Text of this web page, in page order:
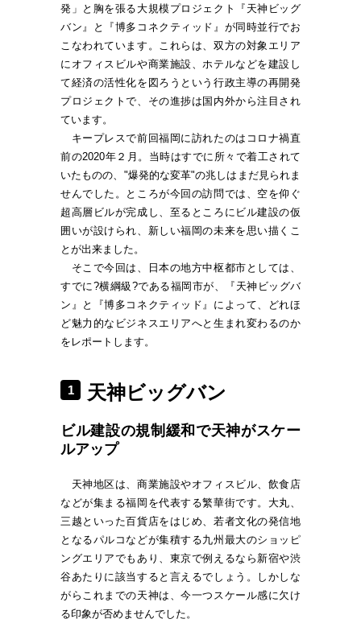
発」と胸を張る大規模プロジェクト『天神ビッグ
バン』と『博多コネクティッド』が同時並行でお
こなわれています。これらは、双方の対象エリア
にオフィスビルや商業施設、ホテルなどを建設し
て経済の活性化を図ろうという行政主導の再開発
プロジェクトで、その進捗は国内外から注目され
ています。
キープレスで前回福岡に訪れたのはコロナ禍直
前の2020年２月。当時はすでに所々で着工されて
いたものの、"爆発的な変革"の兆しはまだ見られま
せんでした。ところが今回の訪問では、空を仰ぐ
超高層ビルが完成し、至るところにビル建設の仮
囲いが設けられ、新しい福岡の未来を思い描くこ
とが出来ました。
そこで今回は、日本の地方中枢都市としては、
すでに?横綱級?である福岡市が、『天神ビッグバ
ン』と『博多コネクティッド』によって、どれほ
ど魅力的なビジネスエリアへと生まれ変わるのか
をレポートします。
1 天神ビッグバン
ビル建設の規制緩和で天神がスケー
ルアップ
天神地区は、商業施設やオフィスビル、飲食店
などが集まる福岡を代表する繁華街です。大丸、
三越といった百貨店をはじめ、若者文化の発信地
となるパルコなどが集積する九州最大のショッピ
ングエリアでもあり、東京で例えるなら新宿や渋
谷あたりに該当すると言えるでしょう。しかしな
がらこれまでの天神は、今一つスケール感に欠け
る印象が否めませんでした。